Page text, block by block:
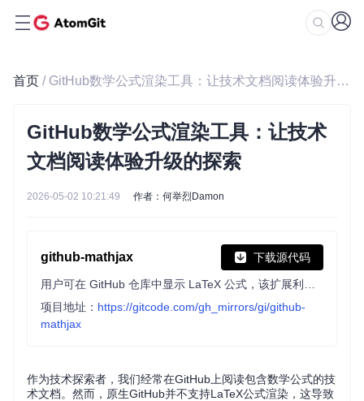
首页 / GitHub数学公式渲染工具：让技术文档阅读体验升级的探索
GitHub数学公式渲染工具：让技术
文档阅读体验升级的探索
2026-05-02 10:21:49 作者：何举烈Damon
github-mathjax 下载源代码
项目地址： https://gitcode.com/gh_mirrors/gi/github-
mathjax
作为技术探索者，我们经常在GitHub上阅读包含数学公式的技
术文档。然而，原生GitHub并不支持LaTeX公式渲染，这导致